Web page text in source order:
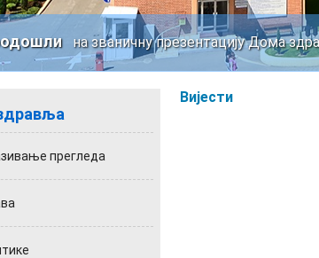
на званичну презентацију Дома
прегледа
Вијести